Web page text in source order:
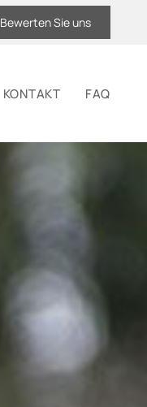
Bewerten Sie uns
KONTAKT FAQ